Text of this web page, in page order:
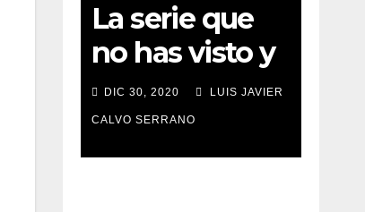
La serie que
no has visto y
que deberías
estar viendo
DIC 30, 2020 LUIS JAVIER
CALVO SERRANO